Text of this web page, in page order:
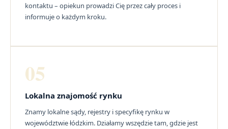
kontaktu – opiekun prowadzi Cię przez cały proces i
informuje o każdym kroku.
05
Lokalna znajomość rynku
Znamy lokalne sądy, rejestry i specyfikę rynku w
województwie łódzkim. Działamy wszędzie tam, gdzie jest